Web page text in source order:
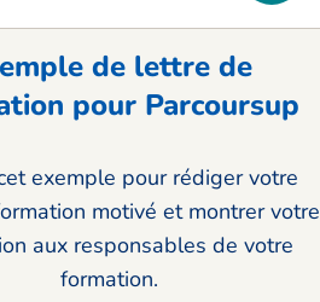
de lettre de
pour Parcoursup
exemple pour rédiger votre
motivé et montrer votre
aux responsables de votre
formation.